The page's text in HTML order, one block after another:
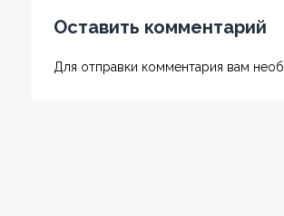
Оставить комментарий
Для отправки комментария вам